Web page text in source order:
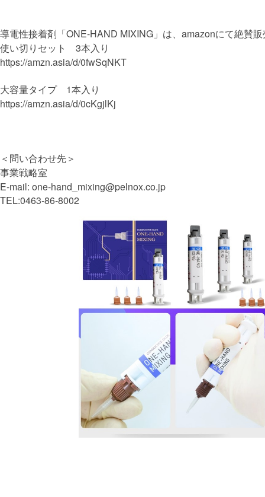
導電性接着剤「ONE-HAND MIXING」は、amazonにて絶賛
使い切りセット 3本入り
https://amzn.asia/d/0fwSqNKT
大容量タイプ 1本入り
https://amzn.asia/d/0cKgjlKj
＜問い合わせ先＞
事業戦略室
E-mail: one-hand_mixing@pelnox.co.jp
TEL:0463-86-8002